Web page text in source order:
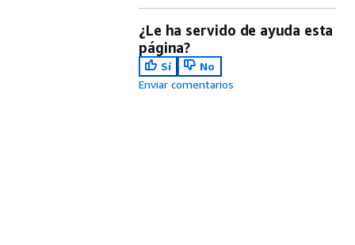
de casos
Comunicación y
administración de casos
Cuentas supervisadas
Integraciones
API y autoservicio
¿Le ha servido de ayuda esta
página?
Sí
No
Enviar comentarios